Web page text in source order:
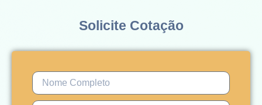
Solicite Cotação